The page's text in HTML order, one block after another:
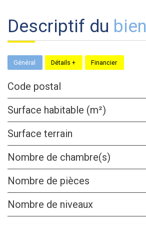
descriptif du bien
Général Détails + Financier
Code postal
Surface habitable (m²)
surface terrain
Nombre de chambre(s)
Nombre de pièces
Nombre de niveaux